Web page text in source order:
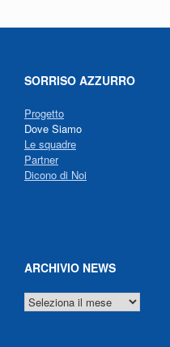
SORRISO AZZURRO
Progetto
Dove Siamo
Le squadre
Partner
Dicono di Noi
ARCHIVIO NEWS
ARCHIVIO
NEWS